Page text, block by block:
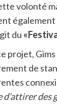
volonté
du
projet,
de
d’attirer des